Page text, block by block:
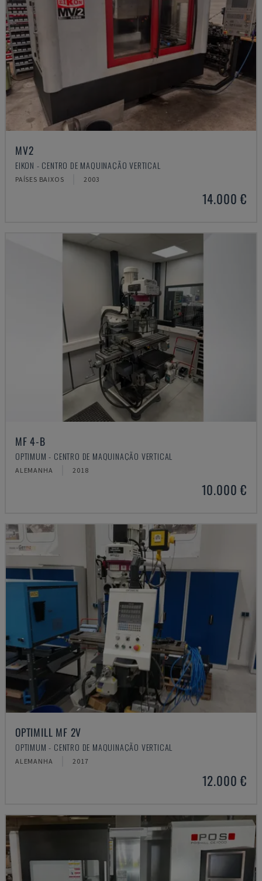
MV2
EIKON - CENTRO DE MAQUINAÇÃO VERTICAL
PAÍSES BAIXOS 2003
14.000 €
MF 4-B
OPTIMUM - CENTRO DE MAQUINAÇÃO VERTICAL
ALEMANHA 2018
10.000 €
OPTIMILL MF 2V
OPTIMUM - CENTRO DE MAQUINAÇÃO VERTICAL
ALEMANHA 2017
12.000 €